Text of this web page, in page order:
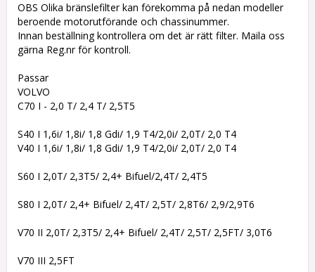
OBS Olika bränslefilter kan förekomma på nedan modeller
beroende motorutförande och chassinummer.
Innan beställning kontrollera om det är rätt filter. Maila oss
gärna Reg.nr för kontroll.
Passar
VOLVO
C70 I - 2,0 T/ 2,4 T/ 2,5T5
S40 I 1,6i/ 1,8i/ 1,8 Gdi/ 1,9 T4/2,0i/ 2,0T/ 2,0 T4
V40 I 1,6i/ 1,8i/ 1,8 Gdi/ 1,9 T4/2,0i/ 2,0T/ 2,0 T4
S60 I 2,0T/ 2,3T5/ 2,4+ Bifuel/2,4T/ 2,4T5
S80 I 2,0T/ 2,4+ Bifuel/ 2,4T/ 2,5T/ 2,8T6/ 2,9/2,9T6
V70 II 2,0T/ 2,3T5/ 2,4+ Bifuel/ 2,4T/ 2,5T/ 2,5FT/ 3,0T6
V70 III 2,5FT